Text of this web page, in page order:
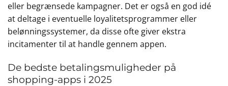
eller begrænsede kampagner. Det er også en god idé
at deltage i eventuelle loyalitetsprogrammer eller
belønningssystemer, da disse ofte giver ekstra
incitamenter til at handle gennem appen.
De bedste betalingsmuligheder på
shopping-apps i 2025